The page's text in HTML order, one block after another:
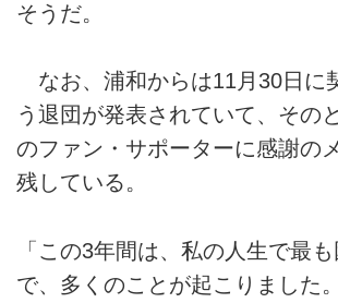
そうだ。
なお、浦和からは11月30日に
う退団が発表されていて、その
のファン・サポーターに感謝の
残している。
「この3年間は、私の人生で最
で、多くのことが起こりました